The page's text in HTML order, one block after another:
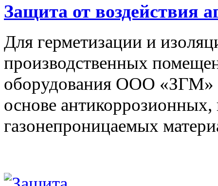
Защита от воздействия
Для герметизации и
производственных
оборудования ООО «ЗГМ»
основе
газонепроницаемых